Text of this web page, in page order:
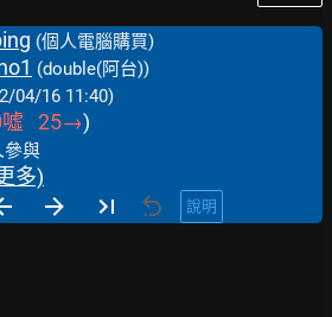
(個人電腦購買)
(double(阿台))
04/16 11:40)
噓 25→)
參與
多)
說明